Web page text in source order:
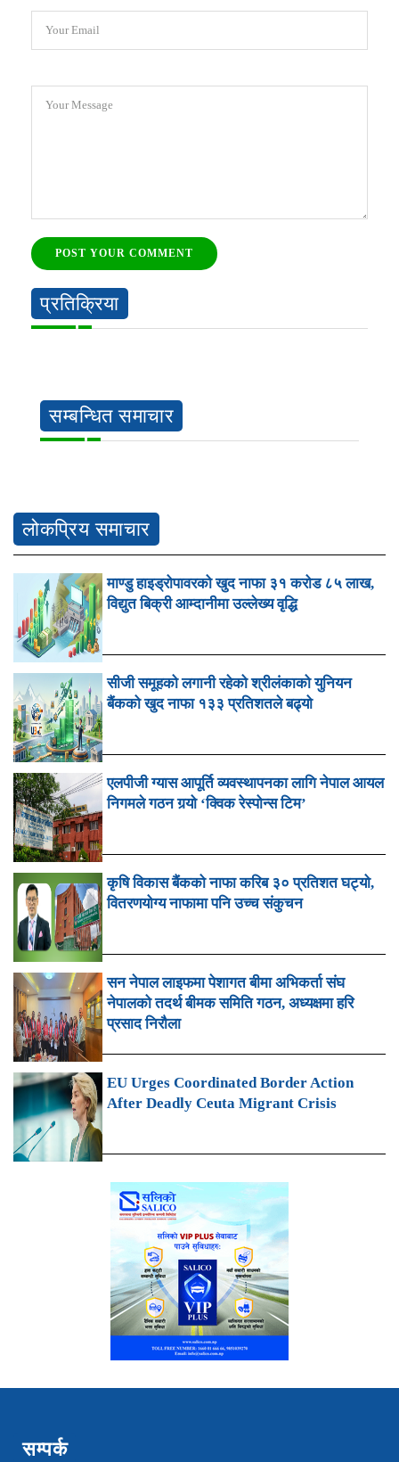
Your Email
Your Message
POST YOUR COMMENT
प्रतिक्रिया
सम्बन्धित समाचार
लोकप्रिय समाचार
माण्डु हाइड्रोपावरको खुद नाफा ३१ करोड ८५ लाख,
विद्युत बिक्री आम्दानीमा उल्लेख्य वृद्धि
सीजी समूहको लगानी रहेको श्रीलंकाको युनियन
बैंकको खुद नाफा १३३ प्रतिशतले बढ्यो
एलपीजी ग्यास आपूर्ति व्यवस्थापनका लागि नेपाल आयल
निगमले गठन गर्‍यो ‘क्विक रेस्पोन्स टिम’
कृषि विकास बैंकको नाफा करिब ३० प्रतिशत घट्यो,
वितरणयोग्य नाफामा पनि उच्च संकुचन
सन नेपाल लाइफमा पेशागत बीमा अभिकर्ता संघ
नेपालको तदर्थ बीमक समिति गठन, अध्यक्षमा हरि
प्रसाद निरौला
EU Urges Coordinated Border Action
After Deadly Ceuta Migrant Crisis
सम्पर्क